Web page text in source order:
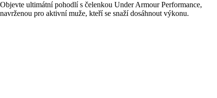
Objevte ultimátní pohodlí s čelenkou Under Armour Performance,
navrženou pro aktivní muže, kteří se snaží dosáhnout výkonu.